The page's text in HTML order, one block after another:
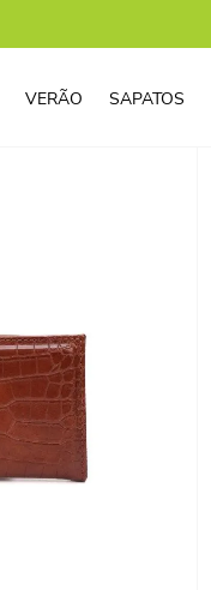
VERÃO SAPATOS